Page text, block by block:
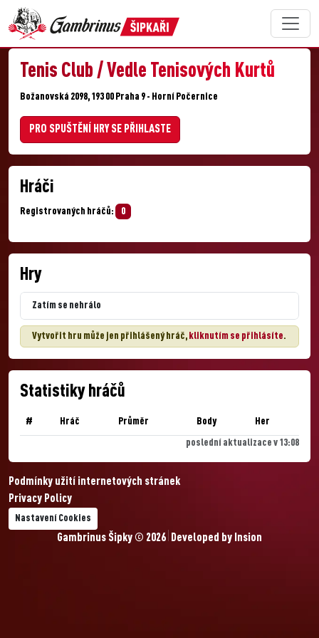
Tenis Club / Vedle Tenisových Kurtů
Božanovská 2098, 193 00 Praha 9 - Horní Počernice
PRO SPUŠTĚNÍ HRY SE PŘIHLASTE
Hráči
Registrovaných hráčů: 0
Hry
Zatím se nehrálo
Vytvořit hru může jen přihlášený hráč, kliknutím se přihlásíte.
Statistiky hráčů
# Hráč Průměr Body Her
poslední aktualizace v 13:08
Podmínky užití internetových stránek
Privacy Policy
Nastavení Cookies
Gambrinus Šipky © 2026 Developed by Insion